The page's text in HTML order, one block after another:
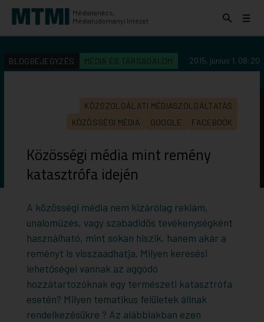
Médiatanács,
Médiatudományi Intézet
KERESÉS AZ INTÉZET ANYAGAI KÖZÖTT
indítása
Keresés
Menü
BLOGBEJEGYZÉS MÉDIA ÉS TÁRSADALOM 2015. június 1. 08:20
KÖZSZOLGÁLATI MÉDIASZOLGÁLTATÁS
KÖZÖSSÉGI MÉDIA
GOOGLE FACEBOOK
Közösségi média mint remény
katasztrófa idején
A közösségi média nem kizárólag reklám,
unaloműzés, vagy szabadidős tevékenységként
használható, mint sokan hiszik, hanem akár a
reményt is visszaadhatja. Milyen keresési
lehetőségei vannak az aggódó
hozzátartozóknak egy természeti katasztrófa
esetén? Milyen tematikus felületek állnak
rendelkezésükre ? Az alábbiakban ezen